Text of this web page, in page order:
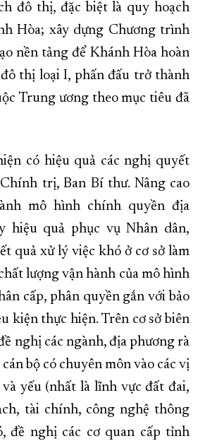
đô thị, đặc biệt là quy hoạch
Hòa; xây dựng Chương trình
nền tảng để Khánh Hòa hoàn
thị loại I, phấn đấu trở thành
Trung ương theo mục tiêu đã
có hiệu quả các nghị quyết
trị, Ban Bí thư. Nâng cao
mô hình chính quyền địa
hiệu quả phục vụ Nhân dân,
quả xử lý việc khó ở cơ sở làm
lượng vận hành của mô hình
cấp, phân quyền gắn với bảo
kiện thực hiện. Trên cơ sở biên
nghị các ngành, địa phương rà
bộ có chuyên môn vào các vị
yếu (nhất là lĩnh vực đất đai,
tài chính, công nghệ thông
đề nghị các cơ quan cấp tỉnh